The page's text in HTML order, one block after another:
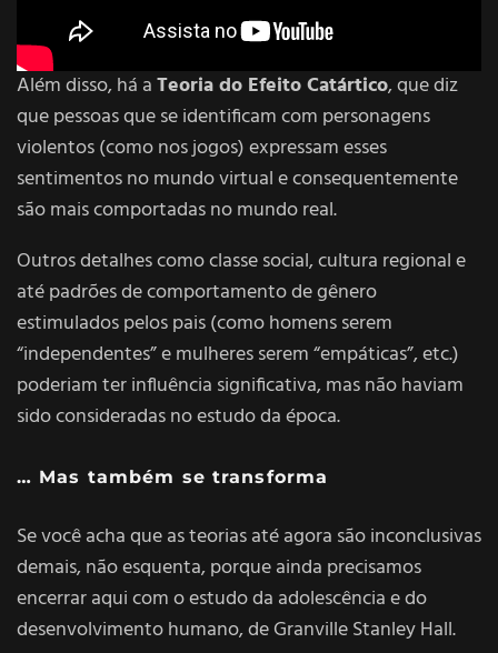
Além disso, há aTeoria do Efeito Catártico, que diz
que pessoas que se identificam com personagens
violentos (como nos jogos) expressam esses
sentimentos no mundo virtual e consequentemente
são mais comportadas no mundo real.
Outros detalhes como classe social, cultura regional e
até padrões de comportamento de gênero
estimulados pelos pais (como homens serem
“independentes” e mulheres serem “empáticas”, etc.)
poderiam ter influência significativa, mas não haviam
sido consideradas no estudo da época.
… Mas também se transforma
Se você acha que as teorias até agora são inconclusivas
demais, não esquenta, porque ainda precisamos
encerrar aqui com o estudo da adolescência e do
desenvolvimento humano, de Granville Stanley Hall.